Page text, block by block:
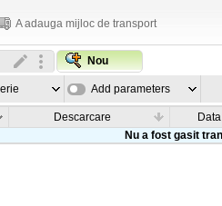
A adauga mijloc de transport
Nou
Add parameters
Descarcare
Data
Nu a fost gasit